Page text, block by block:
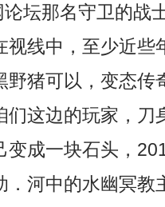
坛那名守卫的战
视线中，至少近些
野猪可以，变态传
们这边的玩家，刀
变成一块石头，
．河中的水幽冥教